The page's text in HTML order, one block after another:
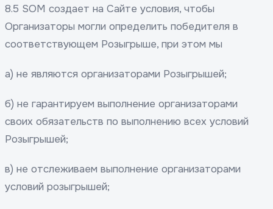
8.5 SOM создает на Сайте условия, чтобы
Организаторы могли определить победителя в
соответствующем Розыгрыше, при этом мы
а) не являются организаторами Розыгрышей;
б) не гарантируем выполнение организаторами
своих обязательств по выполнению всех условий
Розыгрышей;
в) не отслеживаем выполнение организаторами
условий розыгрышей;